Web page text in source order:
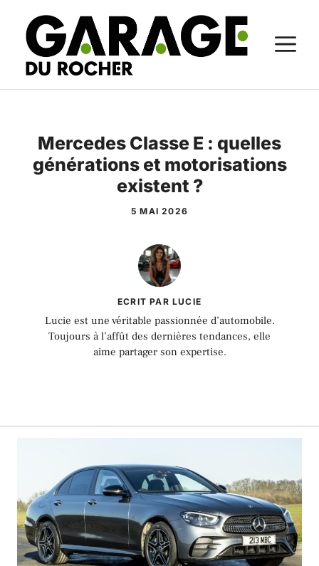
contenu
Mercedes Classe E : quelles
générations et motorisations
existent ?
5 MAI 2026
ECRIT PAR LUCIE
Lucie est une véritable passionnée d’automobile.
Toujours à l’affût des dernières tendances, elle
aime partager son expertise.